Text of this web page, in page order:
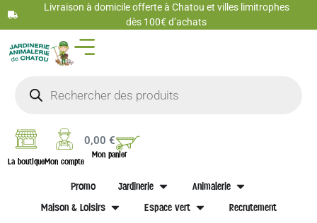
Livraison à domicile offerte à Chatou et villes limitrophes
dès 100€ d’achats
La boutiqueMon compte
0,00€
Mon panier
Promo Jardinerie
Animalerie
Maison & Loisirs
Espace vert Recrutement